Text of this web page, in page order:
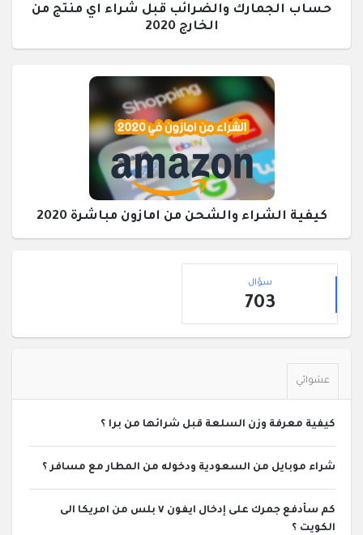
حساب الجمارك والضرائب قبل شراء اي منتج من
الخارج 2020
كيفية الشراء والشحن من امازون مباشرة 2020
القائمة
الجانبية
إحصائيات
سؤال
703
عشوائي
كيفية معرفة وزن السلعة قبل شرائها من برا ؟
شراء موبايل من السعودية ودخوله من المطار مع مسافر ؟
كم سأدفع جمرك على إدخال ايفون ٧ بلس من امريكا الى
الكويت ؟